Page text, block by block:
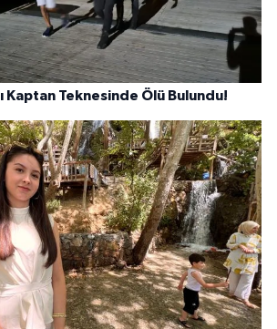
Kaptan Teknesinde Ölü Bulundu!